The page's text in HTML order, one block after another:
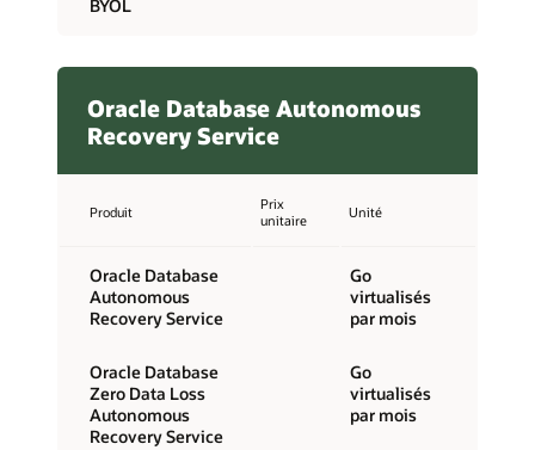
BYOL
Oracle Database Autonomous
Recovery Service
Produit
Prix
unitaire
Unité
Oracle Database
Autonomous
Recovery Service
Go
virtualisés
par mois
Oracle Database
Zero Data Loss
Autonomous
Recovery Service
Go
virtualisés
par mois